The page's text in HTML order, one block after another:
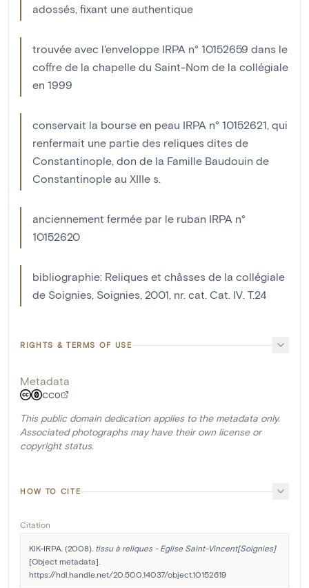
adossés, fixant une authentique
trouvée avec l'enveloppe IRPA n° 10152659 dans le
coffre de la chapelle du Saint-Nom de la collégiale
en 1999
conservait la bourse en peau IRPA n° 10152621, qui
renfermait une partie des reliques dites de
Constantinople, don de la Famille Baudouin de
Constantinople au XIIIe s.
anciennement fermée par le ruban IRPA n°
10152620
bibliographie: Reliques et châsses de la collégiale
de Soignies, Soignies, 2001, nr. cat. Cat. IV. T.24
RIGHTS & TERMS OF USE
Metadata
CC0
This public domain dedication applies to the metadata only.
Associated photographs may have their own license or
copyright status.
HOW TO CITE
Citation
KIK-IRPA. (2008). tissu à reliques - Eglise Saint-Vincent[Soignies]
[Object metadata].
https://hdl.handle.net/20.500.14037/object.10152619